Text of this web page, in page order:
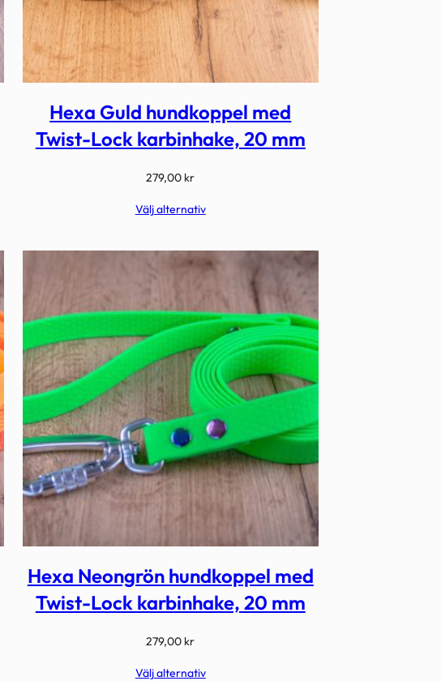
Hexa Guld hundkoppel med
Twist-Lock karbinhake, 20 mm
279,00 kr
Välj alternativ
Hexa Neongrön hundkoppel med
Twist-Lock karbinhake, 20 mm
279,00 kr
Välj alternativ